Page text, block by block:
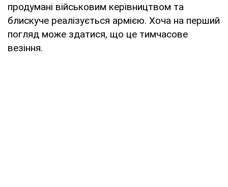
продумані військовим керівництвом та
блискуче реалізується армією. Хоча на перший
погляд може здатися, що це тимчасове
везіння.